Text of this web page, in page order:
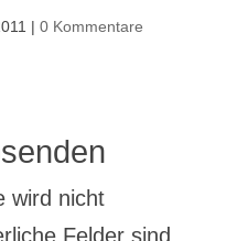
| 0 Kommentare
wird nicht
Felder sind